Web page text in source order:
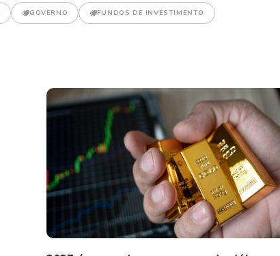
GOVERNO FUNDOS DE INVESTIMENTO